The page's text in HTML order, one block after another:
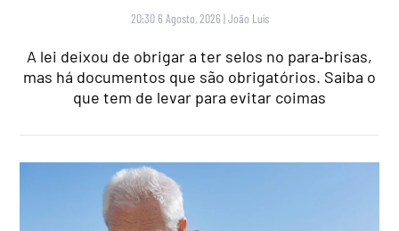
20:30 6 Agosto, 2026 |João Luís
A lei deixou de obrigar a ter selos no para‑brisas,
mas há documentos que são obrigatórios. Saiba o
que tem de levar para evitar coimas